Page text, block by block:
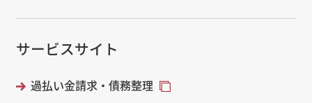
サービスサイト
過払い金請求・債務整理